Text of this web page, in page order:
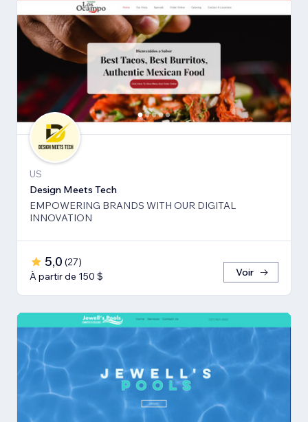
US
Design Meets Tech
EMPOWERING BRANDS WITH OUR DIGITAL
INNOVATION
5,0 (27)
À partir de 150 $
Voir